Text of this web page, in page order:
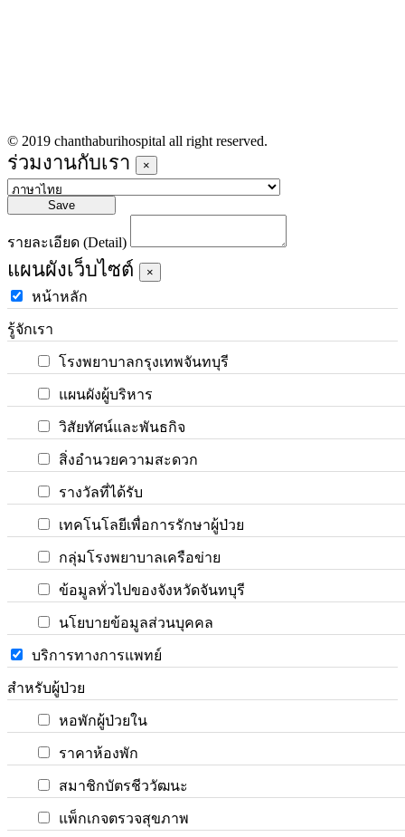
© 2019 chanthaburihospital all right reserved.
ร่วมงานกับเรา ×
Save
รายละเอียด (Detail)
แผนผังเว็บไซต์ ×
หน้าหลัก
รู้จักเรา
โรงพยาบาลกรุงเทพจันทบุรี
แผนผังผู้บริหาร
วิสัยทัศน์และพันธกิจ
สิ่งอำนวยความสะดวก
รางวัลที่ได้รับ
เทคโนโลยีเพื่อการรักษาผู้ป่วย
กลุ่มโรงพยาบาลเครือข่าย
ข้อมูลทั่วไปของจังหวัดจันทบุรี
นโยบายข้อมูลส่วนบุคคล
บริการทางการแพทย์
สำหรับผู้ป่วย
หอพักผู้ป่วยใน
ราคาห้องพัก
สมาชิกบัตรชีววัฒนะ
แพ็กเกจตรวจสุขภาพ